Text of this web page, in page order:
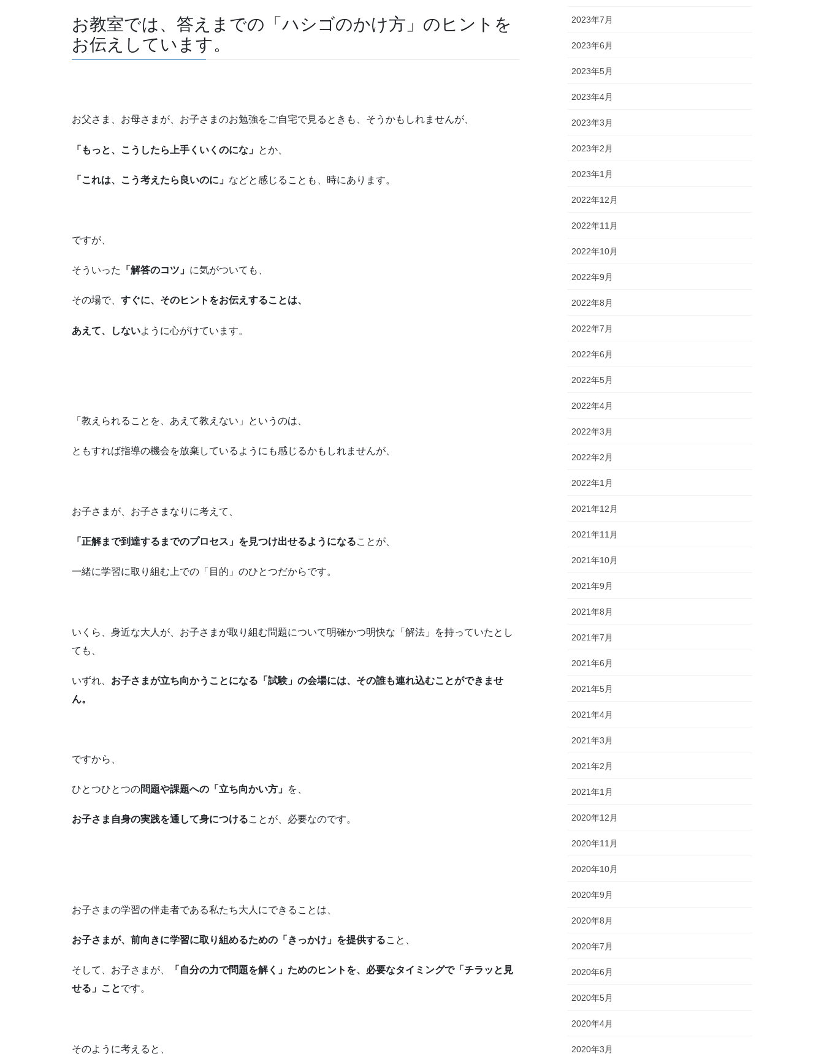
お教室では、答えまでの「ハシゴのかけ方」のヒントを
お伝えしています。
お父さま、お母さまが、お子さまのお勉強をご自宅で見るときも、そうかもしれませんが、
「もっと、こうしたら上手くいくのにな」 とか、
「これは、こう考えたら良いのに」 などと感じることも、時にあります。
ですが、
そういった 「解答のコツ」 に気がついても、
その場で、 すぐに、そのヒントをお伝えすることは、
あえて、しないように心がけています。
「教えられることを、あえて教えない」というのは、
ともすれば指導の機会を放棄しているようにも感じるかもしれませんが、
お子さまが、お子さまなりに考えて、
「正解まで到達するまでのプロセス」を見つけ出せるようになることが、
一緒に学習に取り組む上での「目的」のひとつだからです。
いくら、身近な大人が、お子さまが取り組む問題について明確かつ明快な「解法」を持っていたとし
ても、
いずれ、 お子さまが立ち向かうことになる「試験」の会場には、その誰も連れ込むことができませ
ん。
ですから、
ひとつひとつの問題や課題への「立ち向かい方」 を、
お子さま自身の実践を通して身につけることが、必要なのです。
お子さまの学習の伴走者である私たち大人にできることは、
お子さまが、前向きに学習に取り組めるための「きっかけ」を提供すること、
そして、お子さまが、
「自分の力で問題を解く」ためのヒントを、必要なタイミングで「チラッと見
せる」ことです。
そのように考えると、
2023年7月
2023年6月
2023年5月
2023年4月
2023年3月
2023年2月
2023年1月
2022年12月
2022年11月
2022年10月
2022年9月
2022年8月
2022年7月
2022年6月
2022年5月
2022年4月
2022年3月
2022年2月
2022年1月
2021年12月
2021年11月
2021年10月
2021年9月
2021年8月
2021年7月
2021年6月
2021年5月
2021年4月
2021年3月
2021年2月
2021年1月
2020年12月
2020年11月
2020年10月
2020年9月
2020年8月
2020年7月
2020年6月
2020年5月
2020年4月
2020年3月